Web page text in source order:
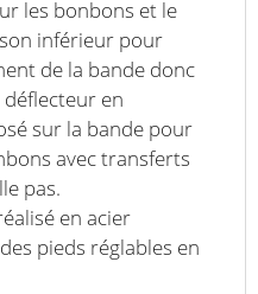
les bonbons et le
inférieur pour
de la bande donc
en
sur la bande pour
avec transferts
pas.
en acier
pieds réglables en